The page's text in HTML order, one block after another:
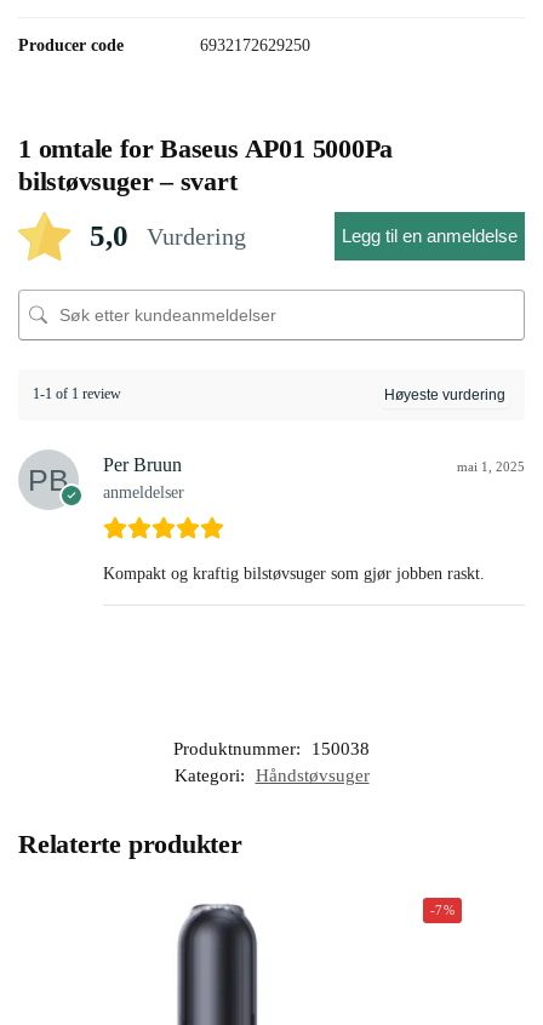
Producer code 6932172629250
1 omtale forBaseus AP01 5000Pa
bilstøvsuger – svart
5,0 Vurdering Legg til en anmeldelse
1-1 of 1 review
Per Bruun
anmeldelser
mai 1, 2025
Kompakt og kraftig bilstøvsuger som gjør jobben raskt.
Produktnummer:
150038
Kategori:
Håndstøvsuger
Relaterte produkter
-7%